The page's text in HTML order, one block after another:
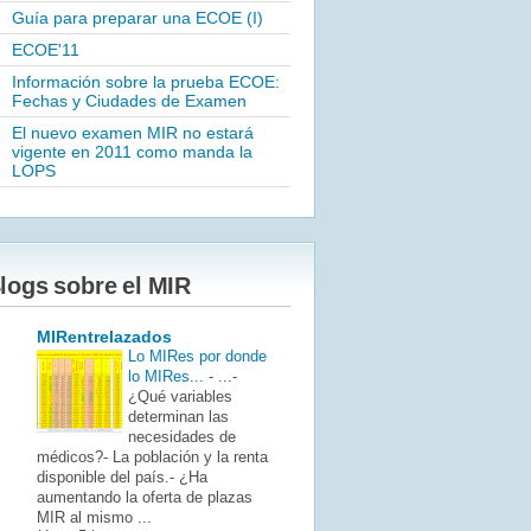
Guía para preparar una ECOE (I)
ECOE'11
Información sobre la prueba ECOE:
Fechas y Ciudades de Examen
El nuevo examen MIR no estará
vigente en 2011 como manda la
LOPS
sobre el MIR
MIRentrelazados
Lo MIRes por donde
lo MIRes... - ...-
¿Qué variables
determinan las
necesidades de
médicos?- La población y la renta
disponible del país.- ¿Ha
aumentando la oferta de plazas
MIR al mismo ...